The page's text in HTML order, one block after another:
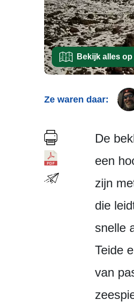
Bekijk alles
Ze waren daar:
De
een
zijn
die
snelle
Teide
van